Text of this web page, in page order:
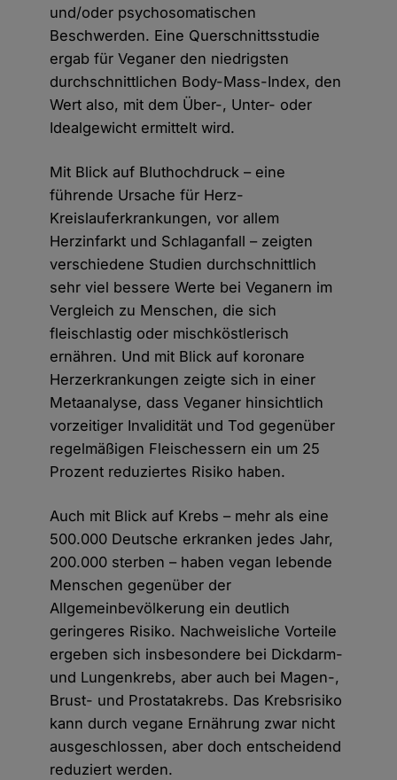
und/oder psychosomatischen
Beschwerden. Eine Querschnittsstudie
ergab für Veganer den niedrigsten
durchschnittlichen Body-Mass-Index, den
Wert also, mit dem Über-, Unter- oder
Idealgewicht ermittelt wird.
Mit Blick auf Bluthochdruck – eine
führende Ursache für Herz-
Kreislauferkrankungen, vor allem
Herzinfarkt und Schlaganfall – zeigten
verschiedene Studien durchschnittlich
sehr viel bessere Werte bei Veganern im
Vergleich zu Menschen, die sich
fleischlastig oder mischköstlerisch
ernähren. Und mit Blick auf koronare
Herzerkrankungen zeigte sich in einer
Metaanalyse, dass Veganer hinsichtlich
vorzeitiger Invalidität und Tod gegenüber
regelmäßigen Fleischessern ein um 25
Prozent reduziertes Risiko haben.
Auch mit Blick auf Krebs – mehr als eine
500.000 Deutsche erkranken jedes Jahr,
200.000 sterben – haben vegan lebende
Menschen gegenüber der
Allgemeinbevölkerung ein deutlich
geringeres Risiko. Nachweisliche Vorteile
ergeben sich insbesondere bei Dickdarm-
und Lungenkrebs, aber auch bei Magen-,
Brust- und Prostatakrebs. Das Krebsrisiko
kann durch vegane Ernährung zwar nicht
ausgeschlossen, aber doch entscheidend
reduziert werden.